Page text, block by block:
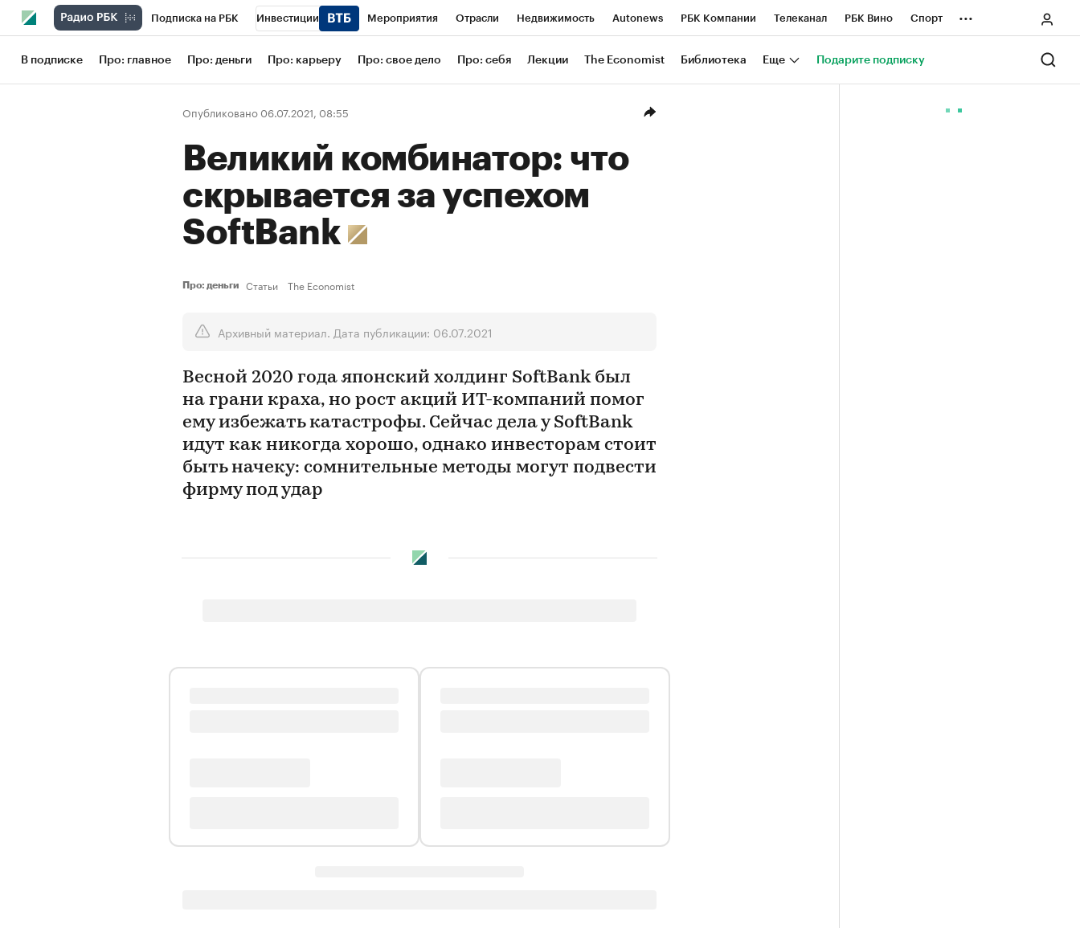
Подписка на РБК Инвестиции Мероприятия Отрасли Недвижимость Autonews РБК Компании Телеканал РБК Вино Спорт
Школа управления РБК РБК Образование РБК Life Тренды Визионеры Национальные проекты Город
Рынок наличной валюты
...
В подписке Про: главное Про: деньги Про: карьеру Про: свое дело Про: себя Лекции The Economist Библиотека Еще Подарите подписку
Опубликовано 06.07.2021, 08:55
Великий комбинатор: что
скрывается за успехом
SoftBank
Про: деньги Статьи The Economist
Архивный материал. Дата публикации: 06.07.2021
Весной 2020 года японский холдинг SoftBank был
на грани краха, но рост акций ИТ-компаний помог
ему избежать катастрофы. Сейчас дела у SoftBank
идут как никогда хорошо, однако инвесторам стоит
быть начеку: сомнительные методы могут подвести
фирму под удар